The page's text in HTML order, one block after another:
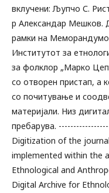
вклучени: Љупчо С.
р Александар Мешков.
рамки на
Институтот за
за фолклор „Марко
со отворен пристап, а
со почитување и
материјали. Низ
пребарува.
Digitization of the
implemented within the
Ethnological and
Digital Archive for